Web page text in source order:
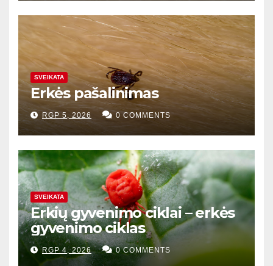
SVEIKATA
Erkės pašalinimas
RGP 5, 2026 0 COMMENTS
SVEIKATA
Erkių gyvenimo ciklai – erkės
gyvenimo ciklas
RGP 4, 2026 0 COMMENTS